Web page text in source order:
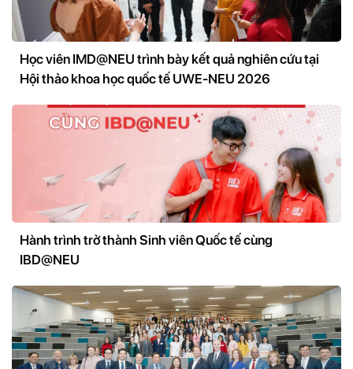
Học viên IMD@NEU trình bày kết quả nghiên cứu tại
Hội thảo khoa học quốc tế UWE-NEU 2026
Hành trình trở thành Sinh viên Quốc tế cùng
IBD@NEU